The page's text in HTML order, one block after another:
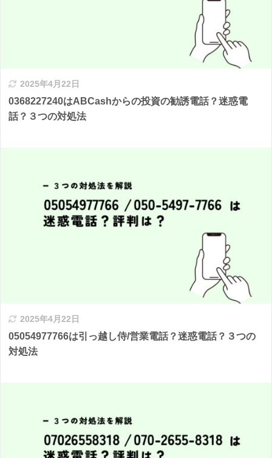
2025年4月22日
0368227240はABCashからの投資の勧誘電話？迷惑電
話？３つの対処法
2025年4月22日
05054977766は引っ越し侍/営業電話？迷惑電話？３つの
対処法